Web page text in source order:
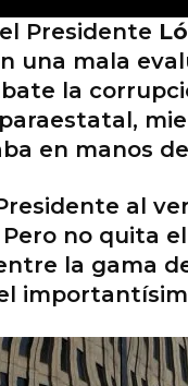
Presidente
una mala
la
en manos
al
Pero no quita
la gama